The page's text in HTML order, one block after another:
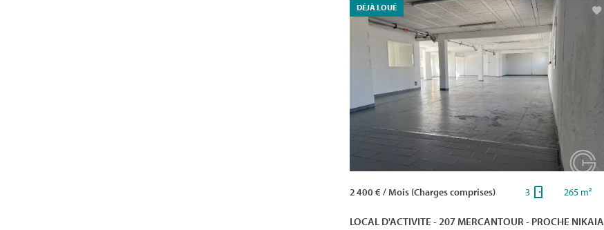
2 400 € / Mois (Charges comprises) 3 265 m²
LOCAL D'ACTIVITE - 207 MERCANTOUR - PROCHE NIKAIA
DÉJÀ LOUÉ